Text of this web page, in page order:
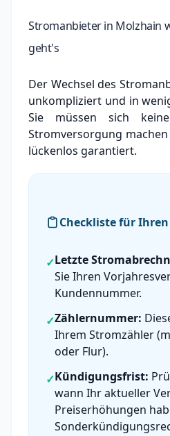
Stromanbieter in Molzhain
geht's
Der Wechsel des
unkompliziert und in
Sie müssen sich
Stromversorgung
lückenlos garantiert.
Checkliste für Ihren
✓Letzte
Sie Ihren
Kundennummer.
✓Zählernummer:
Ihrem Stromzähler
oder Flur).
✓Kündigungsfrist:
wann Ihr aktueller
Preiserhöhungen